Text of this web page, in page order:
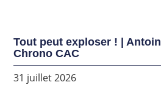
Tout peut exploser ! |
Chrono CAC
31 juillet 2026